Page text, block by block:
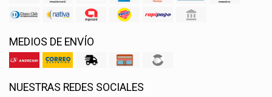
MEDIOS DE ENVÍO
NUESTRAS REDES SOCIALES